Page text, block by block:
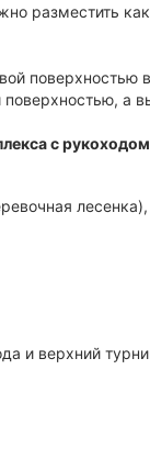
разместить
поверхностью
поверхностью,
с
лесенка),
и верхний